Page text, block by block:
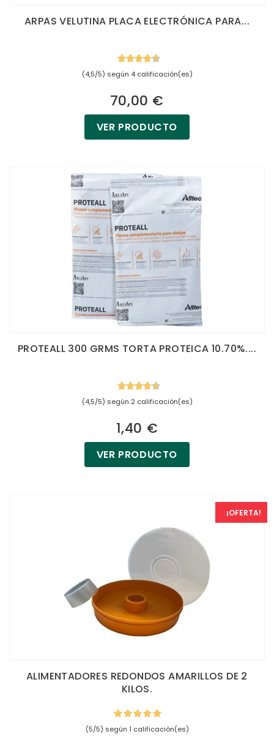
ARPAS VELUTINA PLACA ELECTRÓNICA PARA...
(4,5/5) según 4 calificación(es)
70,00 €
VER PRODUCTO
PROTEALL 300 GRMS TORTA PROTEICA 10.70%....
(4,5/5) según 2 calificación(es)
1,40 €
VER PRODUCTO
¡OFERTA!
ALIMENTADORES REDONDOS AMARILLOS DE 2
KILOS.
(5/5) según 1 calificación(es)